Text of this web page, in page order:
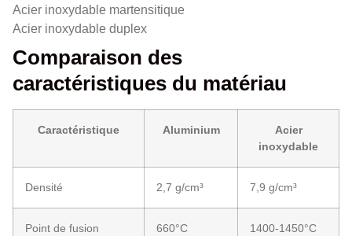
Acier inoxydable martensitique
Acier inoxydable duplex
Comparaison des
caractéristiques du matériau
Caractéristique Aluminium
Acier
inoxydable
Densité 2,7 g/cm³ 7,9 g/cm³
Point de fusion 660°C 1400-1450°C